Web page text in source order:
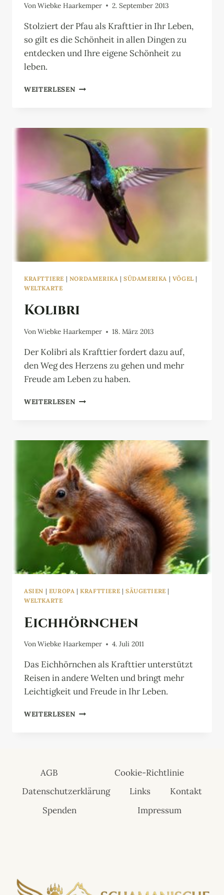
VonWiebke Haarkemper 2. September 2013
Stolziert der Pfau als Krafttier in Ihr Leben,
so gilt es die Schönheit in allen Dingen zu
entdecken und Ihre eigene Schönheit zu
leben.
WEITERLESEN PFAU
KRAFTTIERE | NORDAMERIKA |SÜDAMERIKA | VÖGEL |
WELTKARTE
Kolibri
VonWiebke Haarkemper 18. März 2013
Der Kolibri als Krafttier fordert dazu auf,
den Weg des Herzens zu gehen und mehr
Freude am Leben zu haben.
WEITERLESEN KOLIBRI
ASIEN | EUROPA |KRAFTTIERE | SÄUGETIERE |
WELTKARTE
Eichhörnchen
VonWiebke Haarkemper 4. Juli 2011
Das Eichhörnchen als Krafttier unterstützt
Reisen in andere Welten und bringt mehr
Leichtigkeit und Freude in Ihr Leben.
WEITERLESEN EICHHÖRNCHEN
AGB
Cookie-Richtlinie
Datenschutzerklärung
Links
Kontakt
Spenden
Impressum